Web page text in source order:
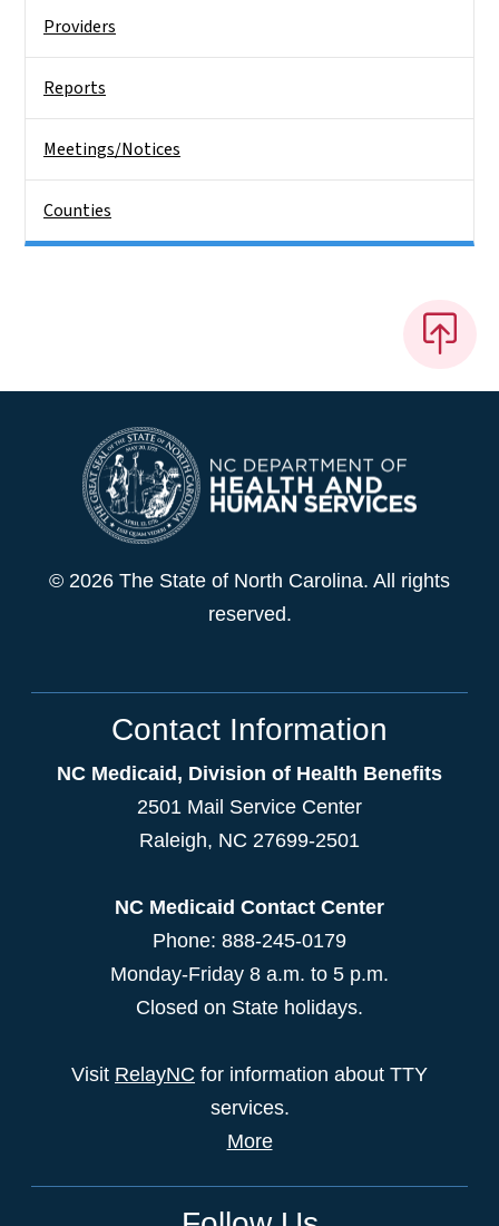
Providers
Reports
Meetings/Notices
Counties
© 2026 The State of North Carolina. All rights
reserved.
Contact Information
NC Medicaid, Division of Health Benefits
2501 Mail Service Center
Raleigh, NC 27699-2501
NC Medicaid Contact Center
Phone: 888-245-0179
Monday-Friday 8 a.m. to 5 p.m.
Closed on State holidays.
Visit RelayNC for information about TTY
services.
More